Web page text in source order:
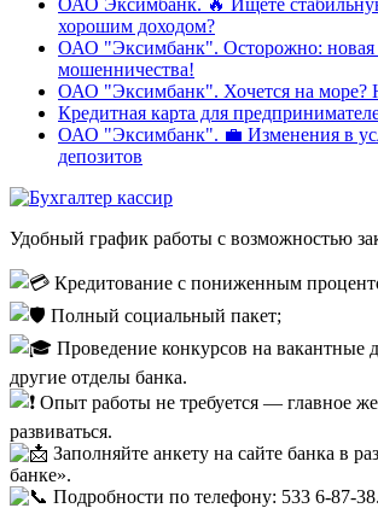
ОАО Эксимбанк. 🔥 Ищете
хорошим доходом?
ОАО "Эксимбанк". Осторожно: новая
мошенничества!
ОАО "Эксимбанк". Хочется на море?
Кредитная карта для
ОАО "Эксимбанк". 💼 Изменения в
депозитов
Удобный график работы с возможностью
Кредитование с пониженным
Полный социальный пакет;
Проведение конкурсов на вакантные
другие отделы банка.
Опыт работы не требуется — главное
развиваться.
Заполняйте анкету на сайте банка в
банке».
Подробности по телефону: 533 6-87-38.